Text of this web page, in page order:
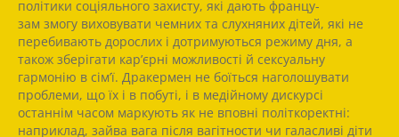
політики соціяльного захисту, які дають францу-
зам змогу виховувати чемних та слухняних дітей, які не
перебивають дорослих і дотримуються режиму дня, а
також зберігати кар’єрні можливості й сексуальну
гармонію в сім’ї. Дракермен не боїться наголошувати
проблеми, що їх і в побуті, і в медійному дискурсі
останнім часом маркують як не вповні політкоректні:
наприклад, зайва вага після вагітности чи галасливі діти